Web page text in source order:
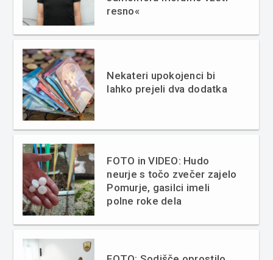
resno«
Nekateri upokojenci bi
lahko prejeli dva dodatka
FOTO in VIDEO: Hudo
neurje s točo zvečer zajelo
Pomurje, gasilci imeli
polne roke dela